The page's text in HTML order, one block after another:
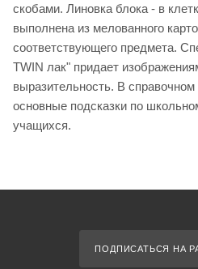
скобами. Линовка блока - в
выполнена из мелованного
соответствующего предмета.
TWIN лак" придает
выразительность. В
основные подсказки по
учащихся.
ПОДПИСАТЬСЯ НА